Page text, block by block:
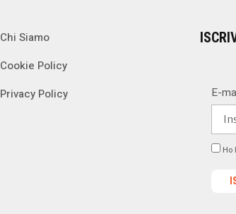
Chi Siamo
Cookie Policy
Privacy Policy
E-
Ho